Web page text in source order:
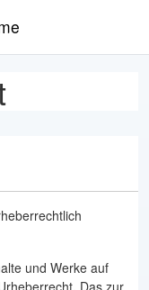
und Werke auf
Das zur